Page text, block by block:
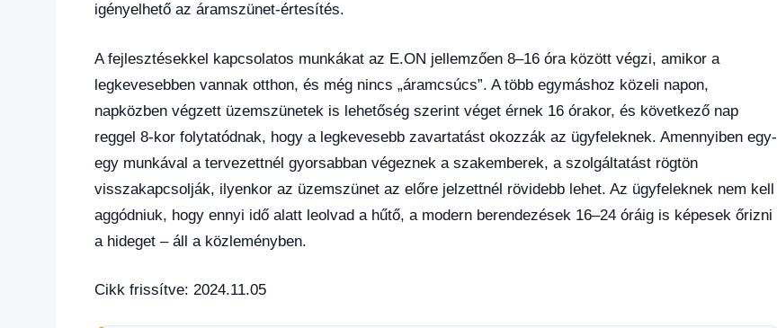
igényelhető az áramszünet-értesítés.
A fejlesztésekkel kapcsolatos munkákat az E.ON jellemzően 8–16 óra között végzi, amikor a
legkevesebben vannak otthon, és még nincs „áramcsúcs”. A több egymáshoz közeli napon,
napközben végzett üzemszünetek is lehetőség szerint véget érnek 16 órakor, és következő nap
reggel 8-kor folytatódnak, hogy a legkevesebb zavartatást okozzák az ügyfeleknek. Amennyiben egy-
egy munkával a tervezettnél gyorsabban végeznek a szakemberek, a szolgáltatást rögtön
visszakapcsolják, ilyenkor az üzemszünet az előre jelzettnél rövidebb lehet. Az ügyfeleknek nem kell
aggódniuk, hogy ennyi idő alatt leolvad a hűtő, a modern berendezések 16–24 óráig is képesek őrizni
a hideget – áll a közleményben.
Cikk frissítve: 2024.11.05